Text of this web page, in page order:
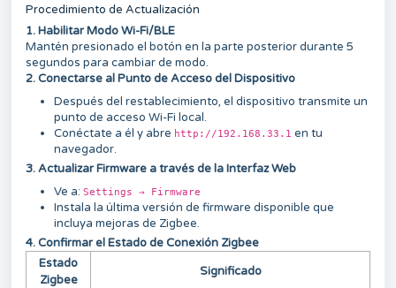
Procedimiento de Actualización
1. Habilitar Modo Wi-Fi/BLE
Mantén presionado el botón en la parte posterior durante 5
segundos para cambiar de modo.
2. Conectarse al Punto de Acceso del Dispositivo
Después del restablecimiento, el dispositivo transmite un
punto de acceso Wi-Fi local.
Conéctate a él y abre http://192.168.33.1 en tu
navegador.
3. Actualizar Firmware a través de la Interfaz Web
Ve a: Settings → Firmware
Instala la última versión de firmware disponible que
incluya mejoras de Zigbee.
4. Confirmar el Estado de Conexión Zigbee
Estado
Zigbee
Significado